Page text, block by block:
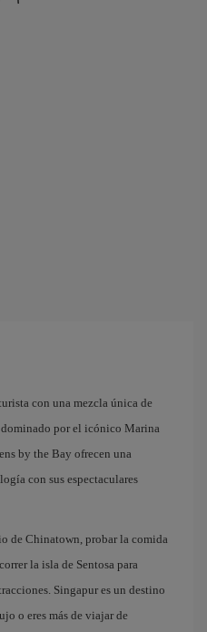
con una mezcla única de
por el icónico Marina
by the Bay ofrecen una
con sus espectaculares
de Chinatown, probar la comida
la isla de Sentosa para
Singapur es un destino
o eres más de viajar de